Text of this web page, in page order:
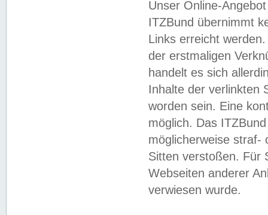
Unser Online-
ITZBund übernimmt
Links erreicht
der erstmaligen
handelt es sich
Inhalte der verlinkten
worden sein. Eine
möglich. Das
möglicherweise straf-
Sitten verstoßen. Für
Webseiten anderer
verwiesen wurde.